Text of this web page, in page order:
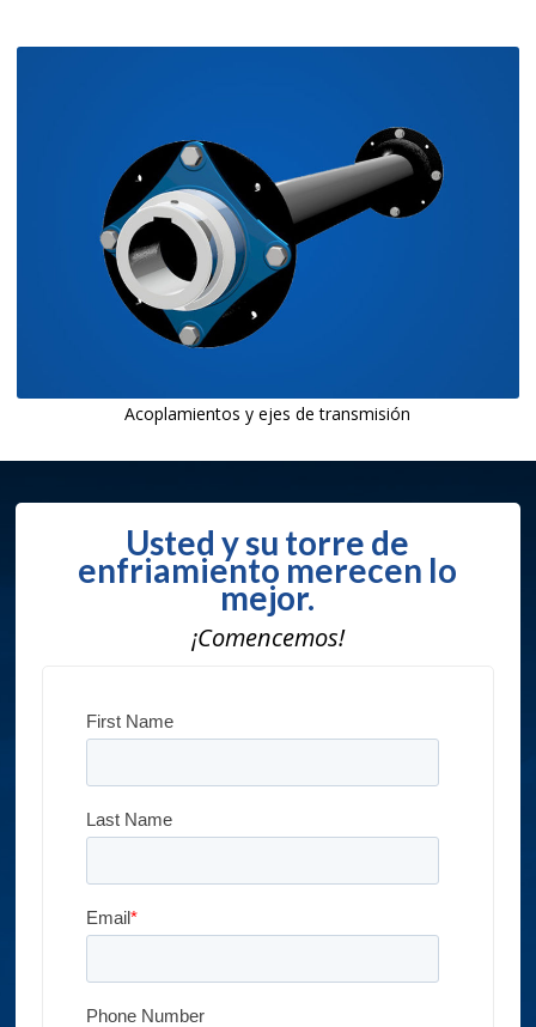
Acoplamientos y ejes de transmisión
Usted y su torre de
enfriamiento merecen lo
mejor.
¡Comencemos!